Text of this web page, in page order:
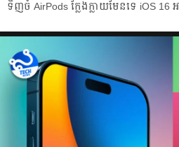
ទិញចំ AirPods ក្លែងក្លាយមែនទេ iOS 16